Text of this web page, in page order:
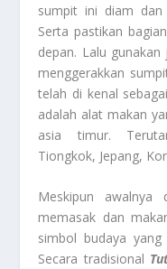
sumpit ini diam
Serta pastikan
depan. Lalu
menggerakkan
telah di kenal
adalah alat makan
asia timur.
Tiongkok, Jepang,
Meskipun
memasak dan
simbol budaya
Secara tradisional